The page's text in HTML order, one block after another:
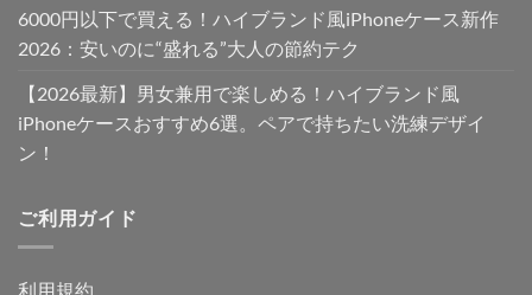
6000円以下で買える！ハイブランド風iPhoneケース新作
2026：安いのに“盛れる”大人の節約テク
【2026最新】男女兼用で楽しめる！ハイブランド風
iPhoneケースおすすめ6選。ペアで持ちたい洗練デザイ
ン！
ご利用ガイド
利用規約